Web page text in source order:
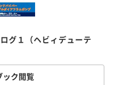
グ１（ヘビィデューテ
ック閲覧